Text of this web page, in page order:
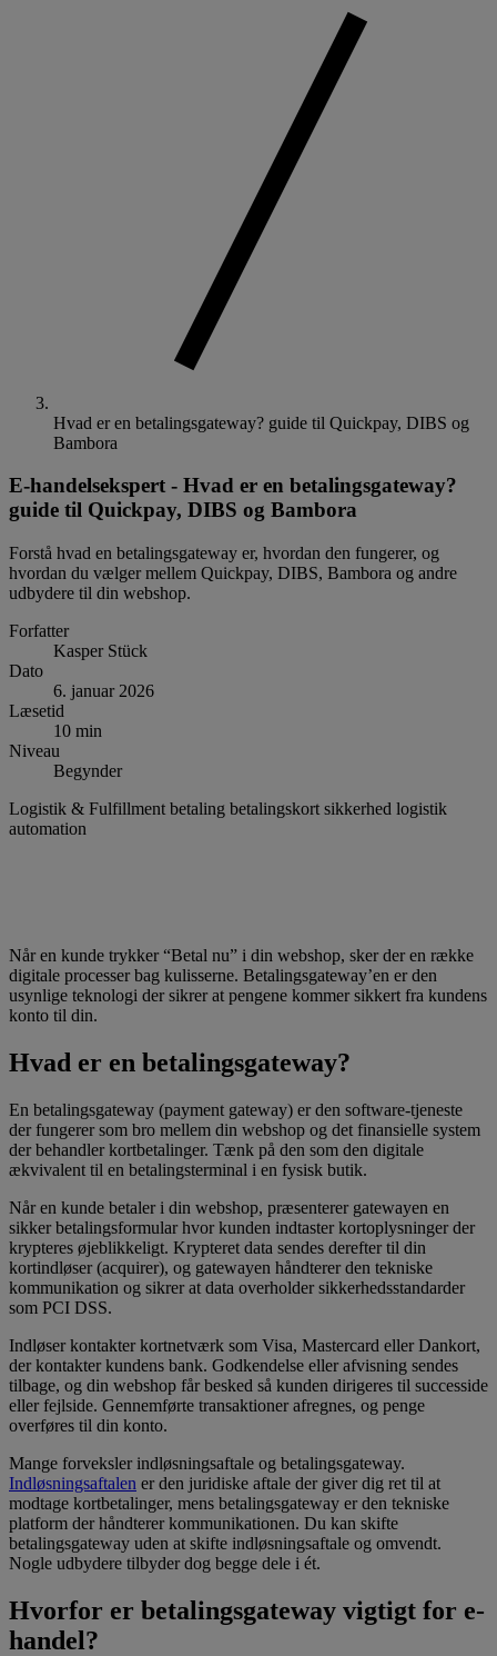
Hvad er en betalingsgateway? guide til Quickpay, DIBS og
Bambora
E-handelsekspert - Hvad er en betalingsgateway?
guide til Quickpay, DIBS og Bambora
Forstå hvad en betalingsgateway er, hvordan den fungerer, og
hvordan du vælger mellem Quickpay, DIBS, Bambora og andre
udbydere til din webshop.
Forfatter
Kasper Stück
Dato
6. januar 2026
Læsetid
10 min
Niveau
Begynder
Logistik & Fulfillment betaling betalingskort sikkerhed logistik
automation
Når en kunde trykker “Betal nu” i din webshop, sker der en række
digitale processer bag kulisserne. Betalingsgateway’en er den
usynlige teknologi der sikrer at pengene kommer sikkert fra kundens
konto til din.
Hvad er en betalingsgateway?
En betalingsgateway (payment gateway) er den software-tjeneste
der fungerer som bro mellem din webshop og det finansielle system
der behandler kortbetalinger. Tænk på den som den digitale
ækvivalent til en betalingsterminal i en fysisk butik.
Når en kunde betaler i din webshop, præsenterer gatewayen en
sikker betalingsformular hvor kunden indtaster kortoplysninger der
krypteres øjeblikkeligt. Krypteret data sendes derefter til din
kortindløser (acquirer), og gatewayen håndterer den tekniske
kommunikation og sikrer at data overholder sikkerhedsstandarder
som PCI DSS.
Indløser kontakter kortnetværk som Visa, Mastercard eller Dankort,
der kontakter kundens bank. Godkendelse eller afvisning sendes
tilbage, og din webshop får besked så kunden dirigeres til successide
eller fejlside. Gennemførte transaktioner afregnes, og penge
overføres til din konto.
Mange forveksler indløsningsaftale og betalingsgateway.
Indløsningsaftalen er den juridiske aftale der giver dig ret til at
modtage kortbetalinger, mens betalingsgateway er den tekniske
platform der håndterer kommunikationen. Du kan skifte
betalingsgateway uden at skifte indløsningsaftale og omvendt.
Nogle udbydere tilbyder dog begge dele i ét.
Hvorfor er betalingsgateway vigtigt for e-
handel?